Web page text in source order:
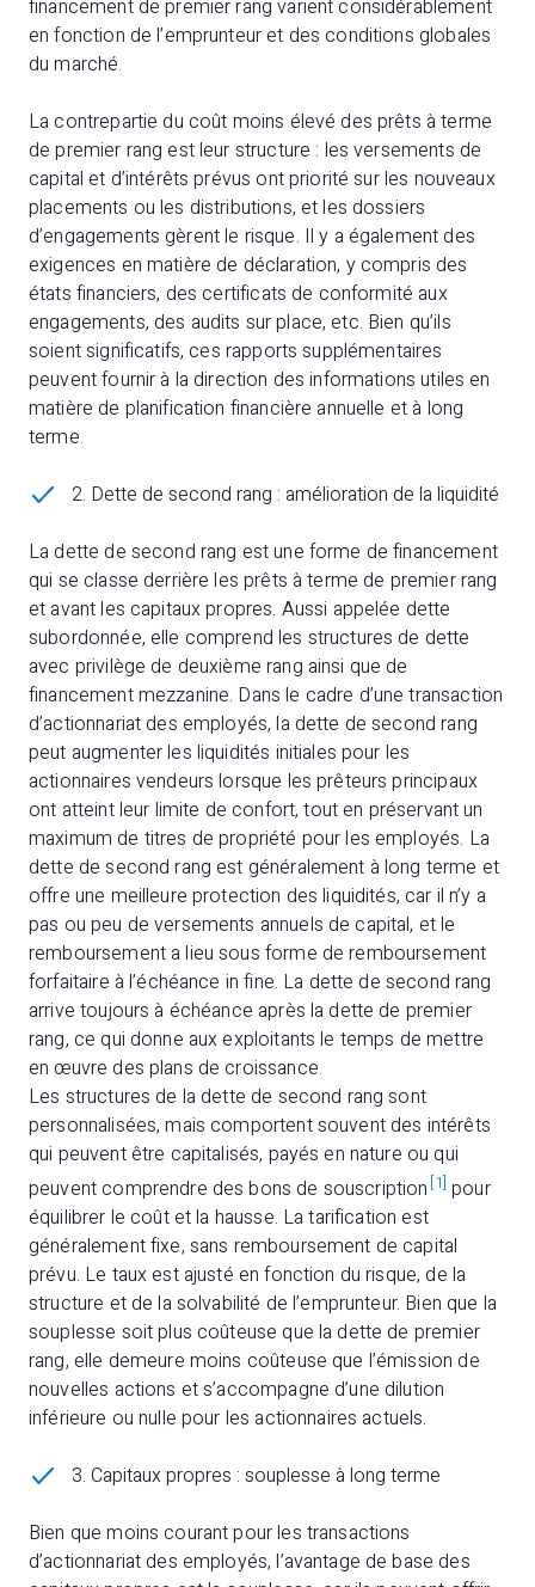
financement de premier rang varient considérablement
en fonction de l’emprunteur et des conditions globales
du marché.
La contrepartie du coût moins élevé des prêts à terme
de premier rang est leur structure : les versements de
capital et d’intérêts prévus ont priorité sur les nouveaux
placements ou les distributions, et les dossiers
d’engagements gèrent le risque. Il y a également des
exigences en matière de déclaration, y compris des
états financiers, des certificats de conformité aux
engagements, des audits sur place, etc. Bien qu’ils
soient significatifs, ces rapports supplémentaires
peuvent fournir à la direction des informations utiles en
matière de planification financière annuelle et à long
terme.
2. Dette de second rang : amélioration de la liquidité
La dette de second rang est une forme de financement
qui se classe derrière les prêts à terme de premier rang
et avant les capitaux propres. Aussi appelée dette
subordonnée, elle comprend les structures de dette
avec privilège de deuxième rang ainsi que de
financement mezzanine. Dans le cadre d’une transaction
d’actionnariat des employés, la dette de second rang
peut augmenter les liquidités initiales pour les
actionnaires vendeurs lorsque les prêteurs principaux
ont atteint leur limite de confort, tout en préservant un
maximum de titres de propriété pour les employés. La
dette de second rang est généralement à long terme et
offre une meilleure protection des liquidités, car il n’y a
pas ou peu de versements annuels de capital, et le
remboursement a lieu sous forme de remboursement
forfaitaire à l’échéance in fine. La dette de second rang
arrive toujours à échéance après la dette de premier
rang, ce qui donne aux exploitants le temps de mettre
en œuvre des plans de croissance.
Les structures de la dette de second rang sont
personnalisées, mais comportent souvent des intérêts
qui peuvent être capitalisés, payés en nature ou qui
peuvent comprendre des bons de souscription [1] pour
équilibrer le coût et la hausse. La tarification est
généralement fixe, sans remboursement de capital
prévu. Le taux est ajusté en fonction du risque, de la
structure et de la solvabilité de l’emprunteur. Bien que la
souplesse soit plus coûteuse que la dette de premier
rang, elle demeure moins coûteuse que l’émission de
nouvelles actions et s’accompagne d’une dilution
inférieure ou nulle pour les actionnaires actuels.
3. Capitaux propres : souplesse à long terme
Bien que moins courant pour les transactions
d’actionnariat des employés, l’avantage de base des